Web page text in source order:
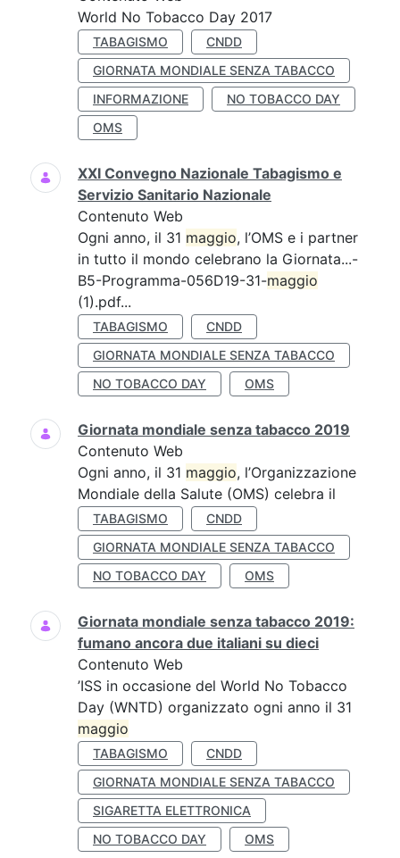
World No Tobacco Day 2017
TABAGISMO
CNDD
GIORNATA MONDIALE SENZA TABACCO
INFORMAZIONE
NO TOBACCO DAY
OMS
XXI Convegno Nazionale Tabagismo e
Servizio Sanitario Nazionale
Contenuto Web
Ogni anno, il 31 maggio, l’OMS e i partner
in tutto il mondo celebrano la Giornata...-
B5-Programma-056D19-31-maggio
(1).pdf...
TABAGISMO
CNDD
GIORNATA MONDIALE SENZA TABACCO
NO TOBACCO DAY
OMS
Giornata mondiale senza tabacco 2019
Contenuto Web
Ogni anno, il 31 maggio, l’Organizzazione
Mondiale della Salute (OMS) celebra il
TABAGISMO
CNDD
GIORNATA MONDIALE SENZA TABACCO
NO TOBACCO DAY
OMS
Giornata mondiale senza tabacco 2019:
fumano ancora due italiani su dieci
Contenuto Web
’ISS in occasione del World No Tobacco
Day (WNTD) organizzato ogni anno il 31
maggio
TABAGISMO
CNDD
GIORNATA MONDIALE SENZA TABACCO
SIGARETTA ELETTRONICA
NO TOBACCO DAY
OMS